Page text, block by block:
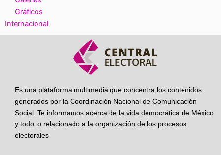
Gráficos
Internacional
Es una plataforma multimedia que concentra los contenidos
generados por la Coordinación Nacional de Comunicación
Social. Te informamos acerca de la vida democrática de México
y todo lo relacionado a la organización de los procesos
electorales